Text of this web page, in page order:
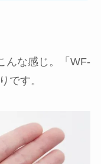
んな感じ。「WF-
です。